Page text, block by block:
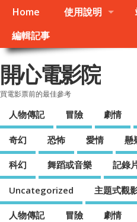
Home 使用說明
編輯記事
開心電影院
買電影票前的最佳參考
人物傳記 冒險 劇情
奇幻 恐怖 愛情 懸
科幻 舞蹈或音樂 記錄
Uncategorized 主題式觀
人物傳記 冒險 劇情